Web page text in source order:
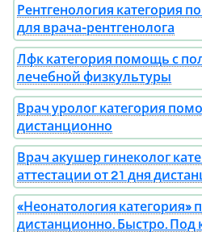
Рентгенология категория
для врача-рентгенолога
Лфк категория помощь с
лечебной физкультуры
Врач уролог категория
дистанционно
Врач акушер гинеколог
аттестации от 21 дня
«Неонатология категория»
дистанционно. Быстро. Под